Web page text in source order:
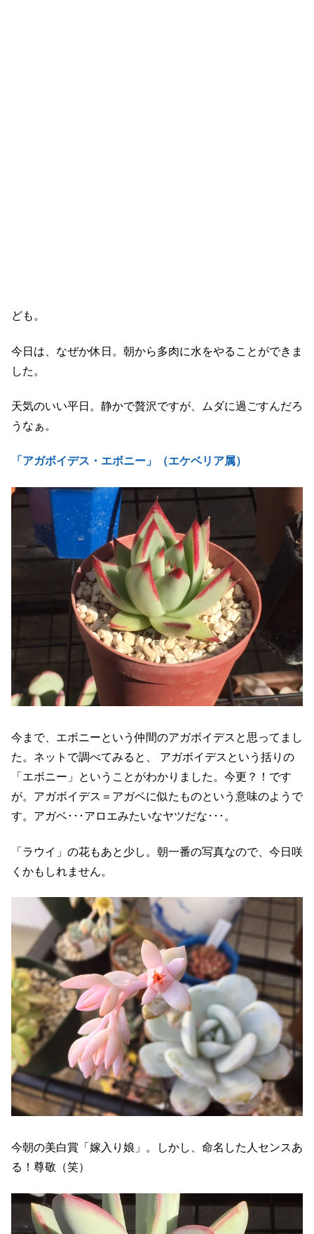
ども。
今日は、なぜか休日。朝から多肉に水をやることができま
した。
天気のいい平日。静かで贅沢ですが、ムダに過ごすんだろ
うなぁ。
「アガボイデス・エボニー」（エケベリア属）
今まで、エボニーという仲間のアガボイデスと思ってまし
た。ネットで調べてみると、 アガボイデスという括りの
「エボニー」ということがわかりました。今更？！です
が。アガボイデス＝アガベに似たものという意味のようで
す。アガベ･･･アロエみたいなヤツだな･･･。
「ラウイ」の花もあと少し。朝一番の写真なので、今日咲
くかもしれません。
今朝の美白賞「嫁入り娘」。しかし、命名した人センスあ
る！尊敬（笑）